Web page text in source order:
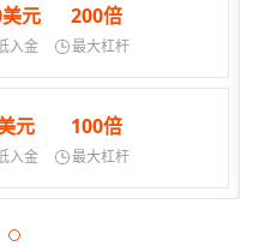
元
入金
200倍
最大杠杆
元
入金
100倍
最大杠杆